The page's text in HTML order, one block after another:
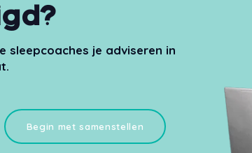
sleepcoaches je adviseren in
Begin met samenstellen